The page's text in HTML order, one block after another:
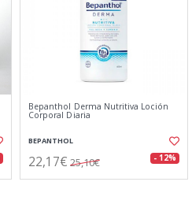
Bepanthol Derma Nutritiva Loción
Corporal Diaria
BEPANTHOL
22,17€ 25,10€ - 12%